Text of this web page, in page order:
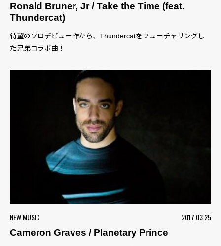
Ronald Bruner, Jr / Take the Time (feat.
Thundercat)
待望のソロデビュー作から、Thundercatをフューチャリングし
た兄弟コラボ曲！
NEW MUSIC
2017.03.25
Cameron Graves / Planetary Prince